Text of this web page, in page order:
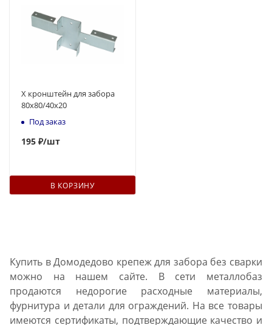
Х кронштейн для забора
80х80/40х20
Под заказ
195 ₽/шт
В КОРЗИНУ
Купить в Домодедово крепеж для забора без сварки
можно на нашем сайте. В сети металлобаз
продаются недорогие расходные материалы,
фурнитура и детали для ограждений. На все товары
имеются сертификаты, подтверждающие качество и